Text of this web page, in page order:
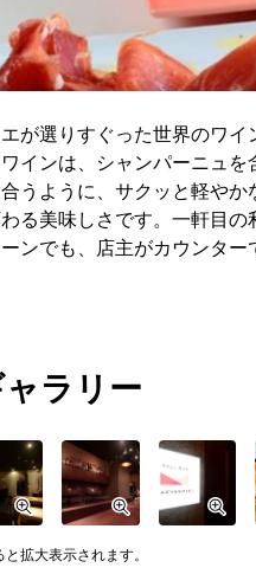
が選りすぐった世界のワ
インは、シャンパーニュ
うように、サクッと軽や
る美味しさです。一軒目
ンでも、店主がカウンタ
ラリー
拡大表示されます。